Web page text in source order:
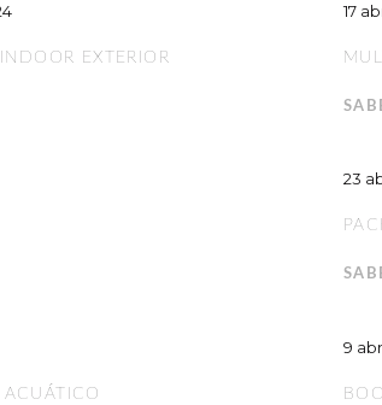
EXTERIOR
17
23
ACUÁTICO
9